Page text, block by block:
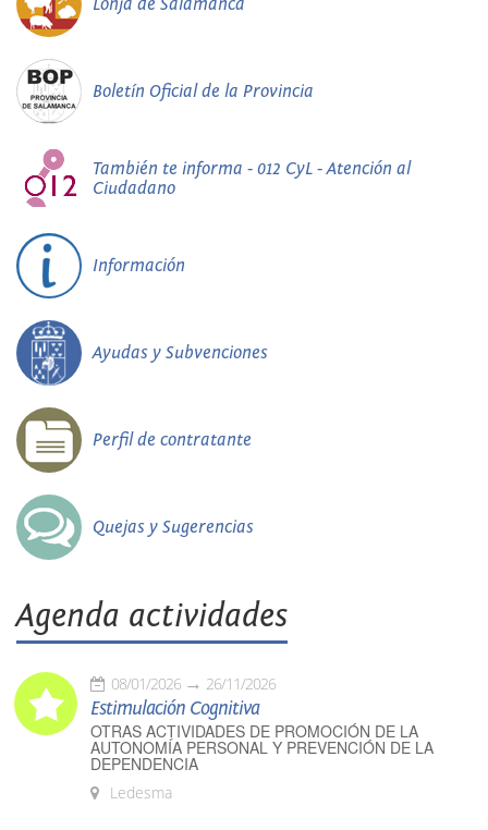
Boletín Oficial de la Provincia
También te informa - 012 CyL - Atención al
Ciudadano
Información
Ayudas y Subvenciones
Perfil de contratante
Quejas y Sugerencias
Agenda actividades
08/01/2026 26/11/2026
Estimulación Cognitiva
OTRAS ACTIVIDADES DE PROMOCIÓN DE LA
AUTONOMÍA PERSONAL Y PREVENCIÓN DE LA
DEPENDENCIA
Ledesma